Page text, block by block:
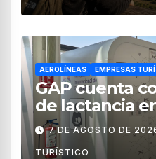
AEROLÍNEAS EMPRESAS
GAP cuenta
de lactancia
de México
7 DE AGOSTO DE
TURÍSTICO